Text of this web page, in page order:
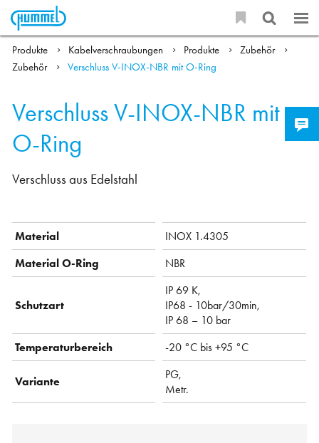
Produkte Kabelverschraubungen Produkte
Zubehör
Zubehör
Verschluss V-INOX-NBR mit O-Ring
Verschluss V-INOX-NBR mit
O-Ring
Verschluss aus Edelstahl
Material
INOX 1.4305
Material O-Ring
NBR
Schutzart
IP 69 K,
IP68 - 10bar/30min,
IP 68 – 10 bar
Temperaturbereich
-20 °C bis +95 °C
Variante
PG,
Metr.